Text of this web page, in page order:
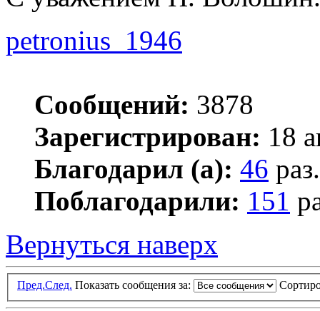
petronius_1946
Сообщений: 3878
Зарегистрирован: 18
Благодарил (а): 46 раз.
Поблагодарили: 151
Вернуться наверх
Пред.След. Показать сообщения за: